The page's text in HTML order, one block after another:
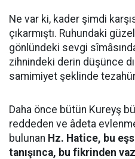
Ne var ki, kader şimdi
çıkarmıştı. Ruhundaki
gönlündeki sevgi
zihnindeki derin düşünce
samimiyet şeklinde
Daha önce bütün Kureyş
reddeden ve âdeta
bulunan Hz. Hatice, bu
tanışınca, bu fikrinden